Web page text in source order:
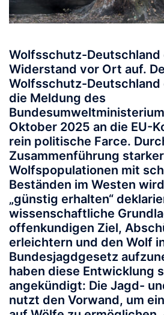
Wolfsschutz-Deutschland
Widerstand vor Ort auf.
Wolfsschutz-Deutschland
die Meldung des
Oktober 2025 an die EU-
rein politische Farce.
Zusammenführung
Wolfspopulationen mit
Beständen im Westen
„günstig erhalten“
wissenschaftliche
offenkundigen Ziel,
erleichtern und den Wolf
Bundesjagdgesetz
haben diese Entwicklung
angekündigt: Die Jagd-
nutzt den Vorwand, um